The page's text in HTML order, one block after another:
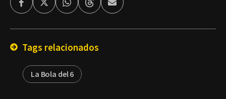
FacebookTwitterWhatsappThreadsEnviar
por
Tags relacionados
La Bola del 6